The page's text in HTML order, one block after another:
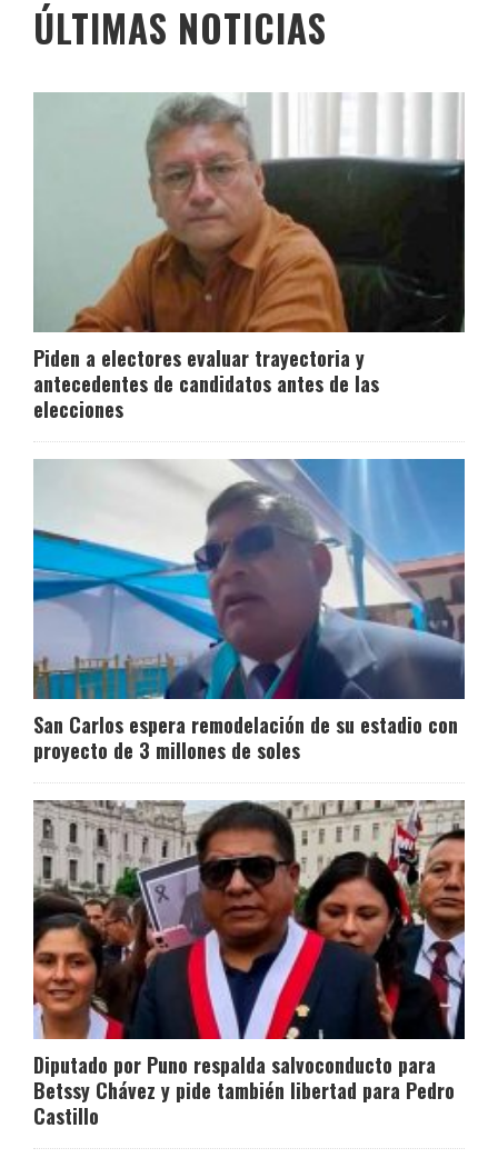
ÚLTIMAS NOTICIAS
Piden a electores evaluar trayectoria y
antecedentes de candidatos antes de las
elecciones
San Carlos espera remodelación de su estadio con
proyecto de 3 millones de soles
Diputado por Puno respalda salvoconducto para
Betssy Chávez y pide también libertad para Pedro
Castillo